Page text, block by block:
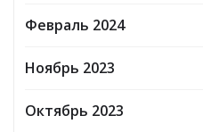
Февраль 2024
Ноябрь 2023
Октябрь 2023